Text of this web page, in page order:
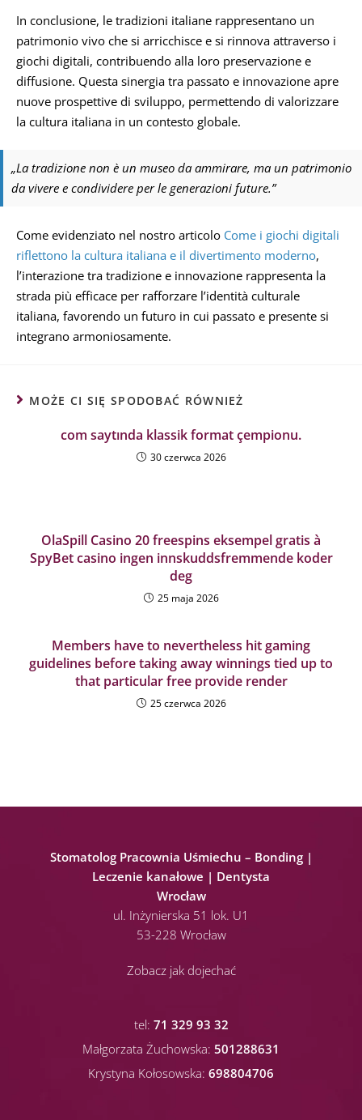
In conclusione, le tradizioni italiane rappresentano un
patrimonio vivo che si arricchisce e si rinnova attraverso i
giochi digitali, contribuendo alla loro preservazione e
diffusione. Questa sinergia tra passato e innovazione apre
nuove prospettive di sviluppo, permettendo di valorizzare
la cultura italiana in un contesto globale.
„La tradizione non è un museo da ammirare, ma un patrimonio
da vivere e condividere per le generazioni future.”
Come evidenziato nel nostro articolo Come i giochi digitali
riflettono la cultura italiana e il divertimento moderno,
l’interazione tra tradizione e innovazione rappresenta la
strada più efficace per rafforzare l’identità culturale
italiana, favorendo un futuro in cui passato e presente si
integrano armoniosamente.
MOŻE CI SIĘ SPODOBAĆ RÓWNIEŻ
com saytında klassik format çempionu.
30 czerwca 2026
OlaSpill Casino 20 freespins eksempel gratis à
SpyBet casino ingen innskuddsfremmende koder
deg
25 maja 2026
Members have to nevertheless hit gaming
guidelines before taking away winnings tied up to
that particular free provide render
25 czerwca 2026
Stomatolog Pracownia Uśmiechu – Bonding |
Leczenie kanałowe | Dentysta
Wrocław
ul. Inżynierska 51 lok. U1
53-228 Wrocław
Zobacz jak dojechać
tel: 71 329 93 32
Małgorzata Żuchowska: 501288631
Krystyna Kołosowska: 698804706